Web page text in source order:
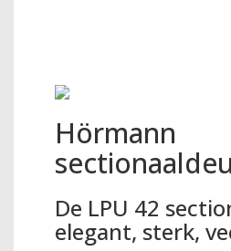
Hörmann
De LPU 42
elegant, sterk,